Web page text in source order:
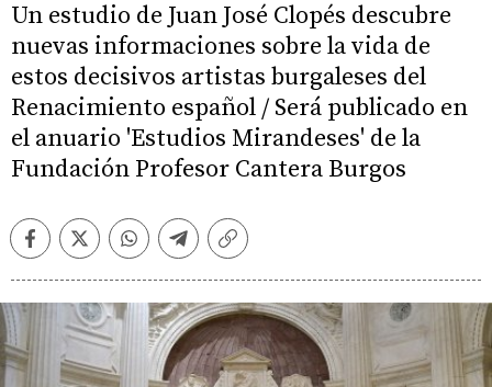
Un estudio de Juan José Clopés descubre
nuevas informaciones sobre la vida de
estos decisivos artistas burgaleses del
Renacimiento español / Será publicado en
el anuario 'Estudios Mirandeses' de la
Fundación Profesor Cantera Burgos
FacebookTwitterWhatsappTelegramCopiar